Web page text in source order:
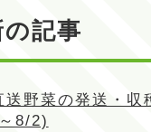
記事
送野菜の発送・収
8/2)